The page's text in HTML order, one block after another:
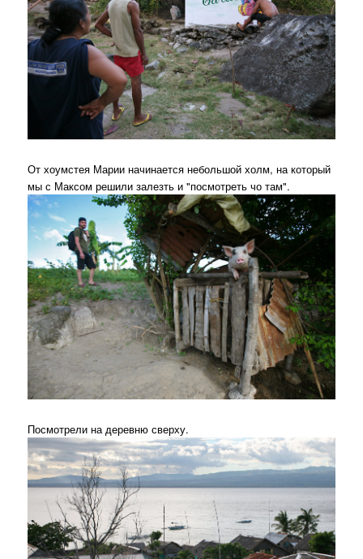
От хоумстея Марии начинается небольшой холм, на который
мы с Максом решили залезть и "посмотреть чо там".
Посмотрели на деревню сверху.